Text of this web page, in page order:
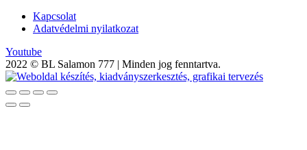
Kapcsolat
Adatvédelmi nyilatkozat
Youtube
2022 © BL Salamon 777 | Minden jog fenntartva.